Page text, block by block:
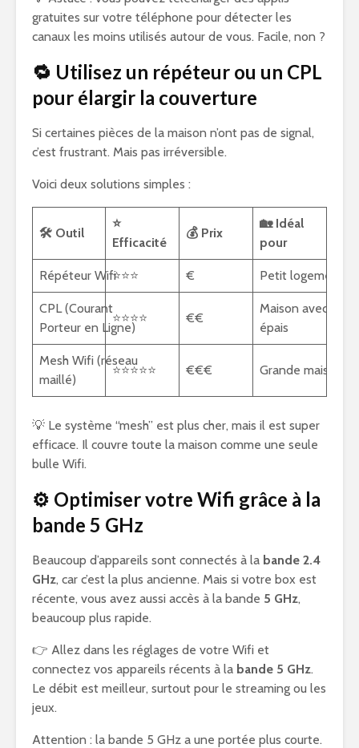
gratuites sur votre téléphone pour détecter les
canaux les moins utilisés autour de vous. Facile, non ?
🔁 Utilisez un répéteur ou un CPL
pour élargir la couverture
Si certaines pièces de la maison n’ont pas de signal,
c’est frustrant. Mais pas irréversible.
Voici deux solutions simples :
🛠️ Outil
⭐
Efficacité
💰 Prix
🏡 Idéal
pour
Répéteur Wifi⭐⭐⭐ € Petit logement
CPL (Courant
Porteur en Ligne)
⭐⭐⭐⭐ €€
Maison avec murs
épais
Mesh Wifi (réseau
maillé)
⭐⭐⭐⭐⭐ €€€ Grande maison
💡 Le système “mesh” est plus cher, mais il est super
efficace. Il couvre toute la maison comme une seule
bulle Wifi.
⚙️ Optimiser votre Wifi grâce à la
bande 5 GHz
Beaucoup d’appareils sont connectés à la bande 2.4
GHz, car c’est la plus ancienne. Mais si votre box est
récente, vous avez aussi accès à la bande 5 GHz,
beaucoup plus rapide.
👉 Allez dans les réglages de votre Wifi et
connectez vos appareils récents à la bande 5 GHz.
Le débit est meilleur, surtout pour le streaming ou les
jeux.
Attention : la bande 5 GHz a une portée plus courte.